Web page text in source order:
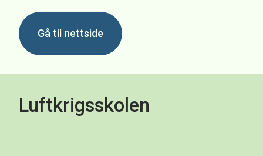
Gå til nettside
Luftkrigsskolen